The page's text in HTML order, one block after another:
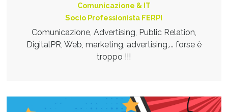
Comunicazione & IT
Socio Professionista FERPI
Comunicazione, Advertising, Public Relation,
DigitalPR, Web, marketing, advertising,... forse è
troppo !!!